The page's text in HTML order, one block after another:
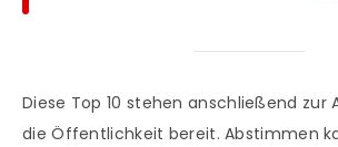
Diese Top 10 stehen anschließend
die Öffentlichkeit bereit. Abstimmen